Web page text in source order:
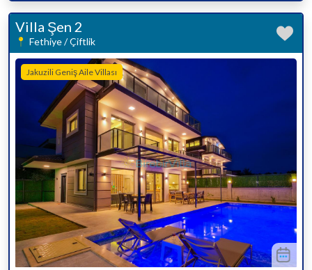
Villa Şen 2
Fethiye / Çiftlik
Jakuzili Geniş Aile Villası